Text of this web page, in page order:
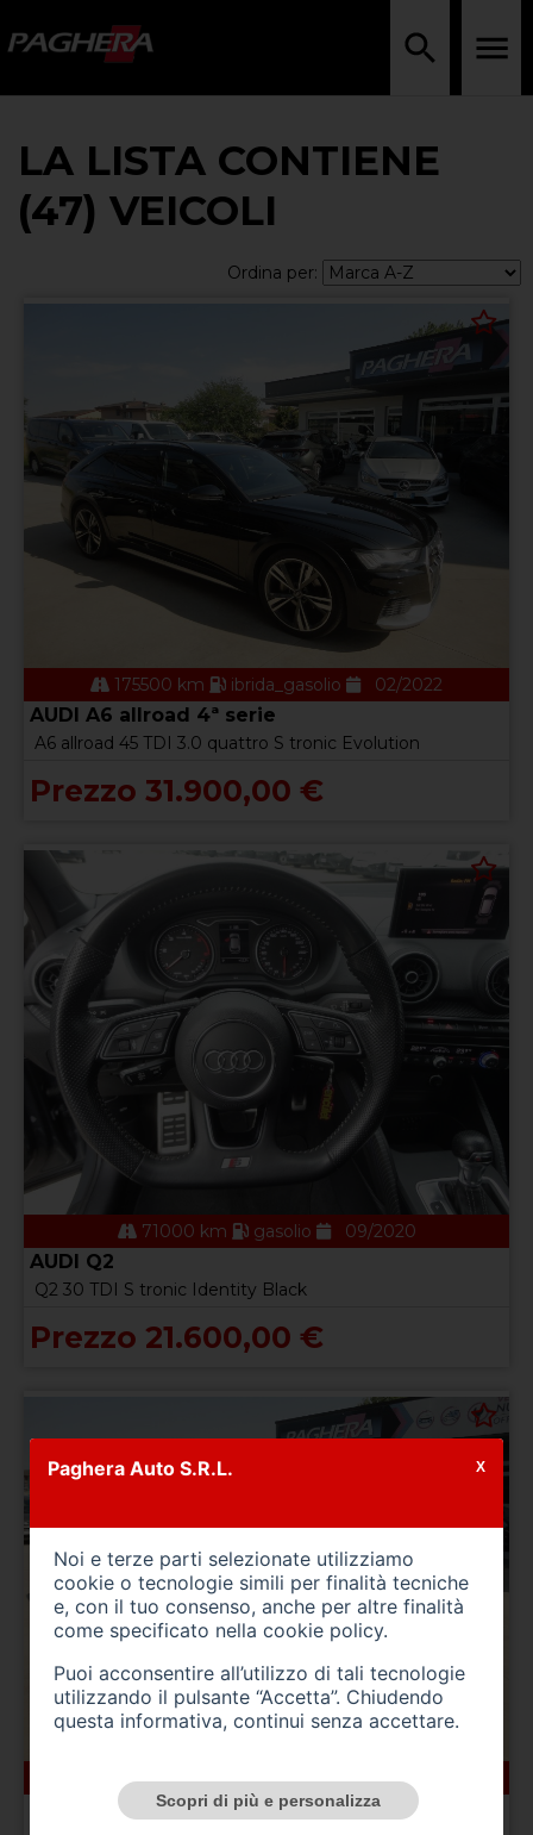
LA LISTA CONTIENE
(47) VEICOLI
Ordina per:
175500 km ibrida_gasolio 02/2022
AUDI A6 allroad 4ª serie
A6 allroad 45 TDI 3.0 quattro S tronic Evolution
Prezzo 31.900,00 €
71000 km gasolio 09/2020
AUDI Q2
Q2 30 TDI S tronic Identity Black
Prezzo 21.600,00 €
166000 km ibrida_gasolio 10/2022
BMW Serie 5(G30/31/F90)
Paghera Auto S.R.L.
Noi e terze parti selezionate utilizziamo
cookie o tecnologie simili per finalità tecniche
e, con il tuo consenso, anche per altre finalità
come specificato nella cookie policy.
Puoi acconsentire all’utilizzo di tali tecnologie
utilizzando il pulsante “Accetta”. Chiudendo
questa informativa, continui senza accettare.
Scopri di più e personalizza
X